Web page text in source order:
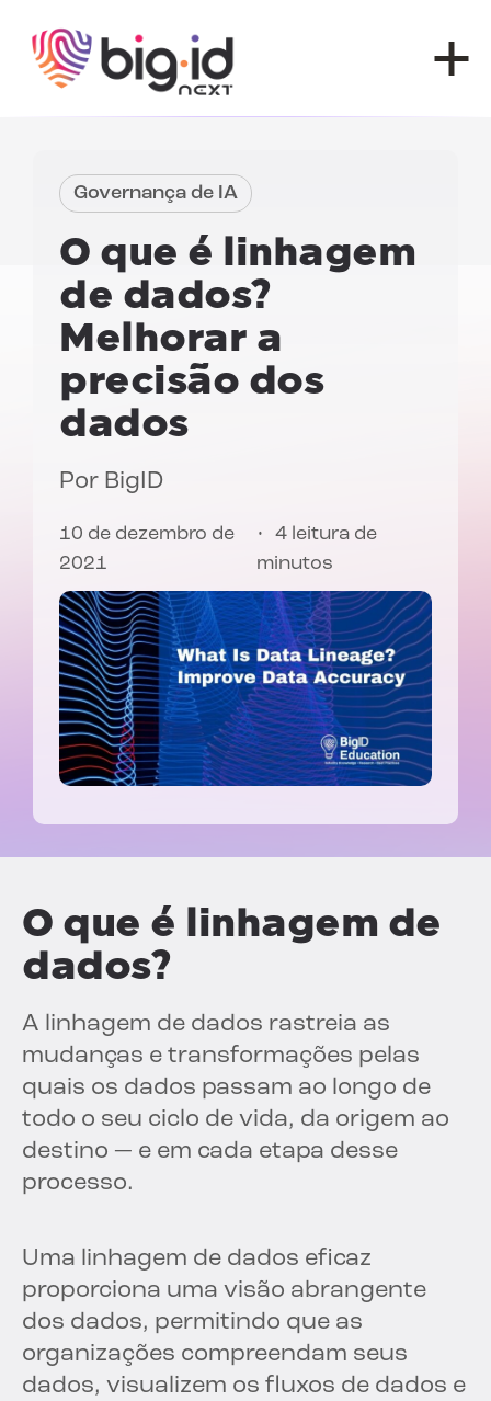
Governança de IA
O que é linhagem
de dados?
Melhorar a
precisão dos
dados
Por BigID
10 de dezembro de
2021
4 leitura de
minutos
O que é linhagem de
dados?
A linhagem de dados rastreia as
mudanças e transformações pelas
quais os dados passam ao longo de
todo o seu ciclo de vida, da origem ao
destino — e em cada etapa desse
processo.
Uma linhagem de dados eficaz
proporciona uma visão abrangente
dos dados, permitindo que as
organizações compreendam seus
dados, visualizem os fluxos de dados e